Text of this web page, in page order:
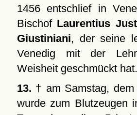
1456 entschlief in
Bischof Laurentius
Giustiniani, der seine
Venedig mit der
Weisheit geschmückt hat.
13. † am Samstag,
wurde zum Blutzeugen